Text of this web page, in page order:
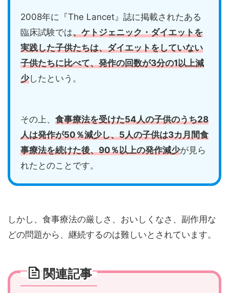
2008年に『The Lancet』誌に掲載されたある
臨床試験では、ケトジェニック・ダイエットを
実践した子供たちは、ダイエットをしていない
子供たちに比べて、発作の回数が3分の1以上減
少したという。
その上、 食事療法を受けた54人の子供のうち28
人は発作が50％減少し、5人の子供は3カ月間食
事療法を続けた後、90％以上の発作減少が見ら
れたとのことです。
しかし、 食事療法の厳しさ、おいしくなさ、副作用な
どの問題から、継続するのは難しい とされています。
関連記事